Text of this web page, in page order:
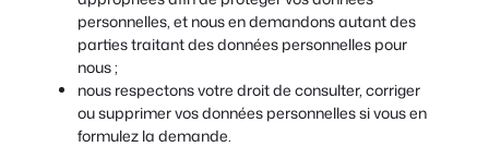
personnelles, et nous en demandons autant des
parties traitant des données personnelles pour
nous ;
nous respectons votre droit de consulter, corriger
ou supprimer vos données personnelles si vous en
formulez la demande.